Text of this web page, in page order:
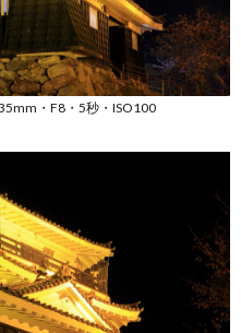
・F8・5秒・ISO100